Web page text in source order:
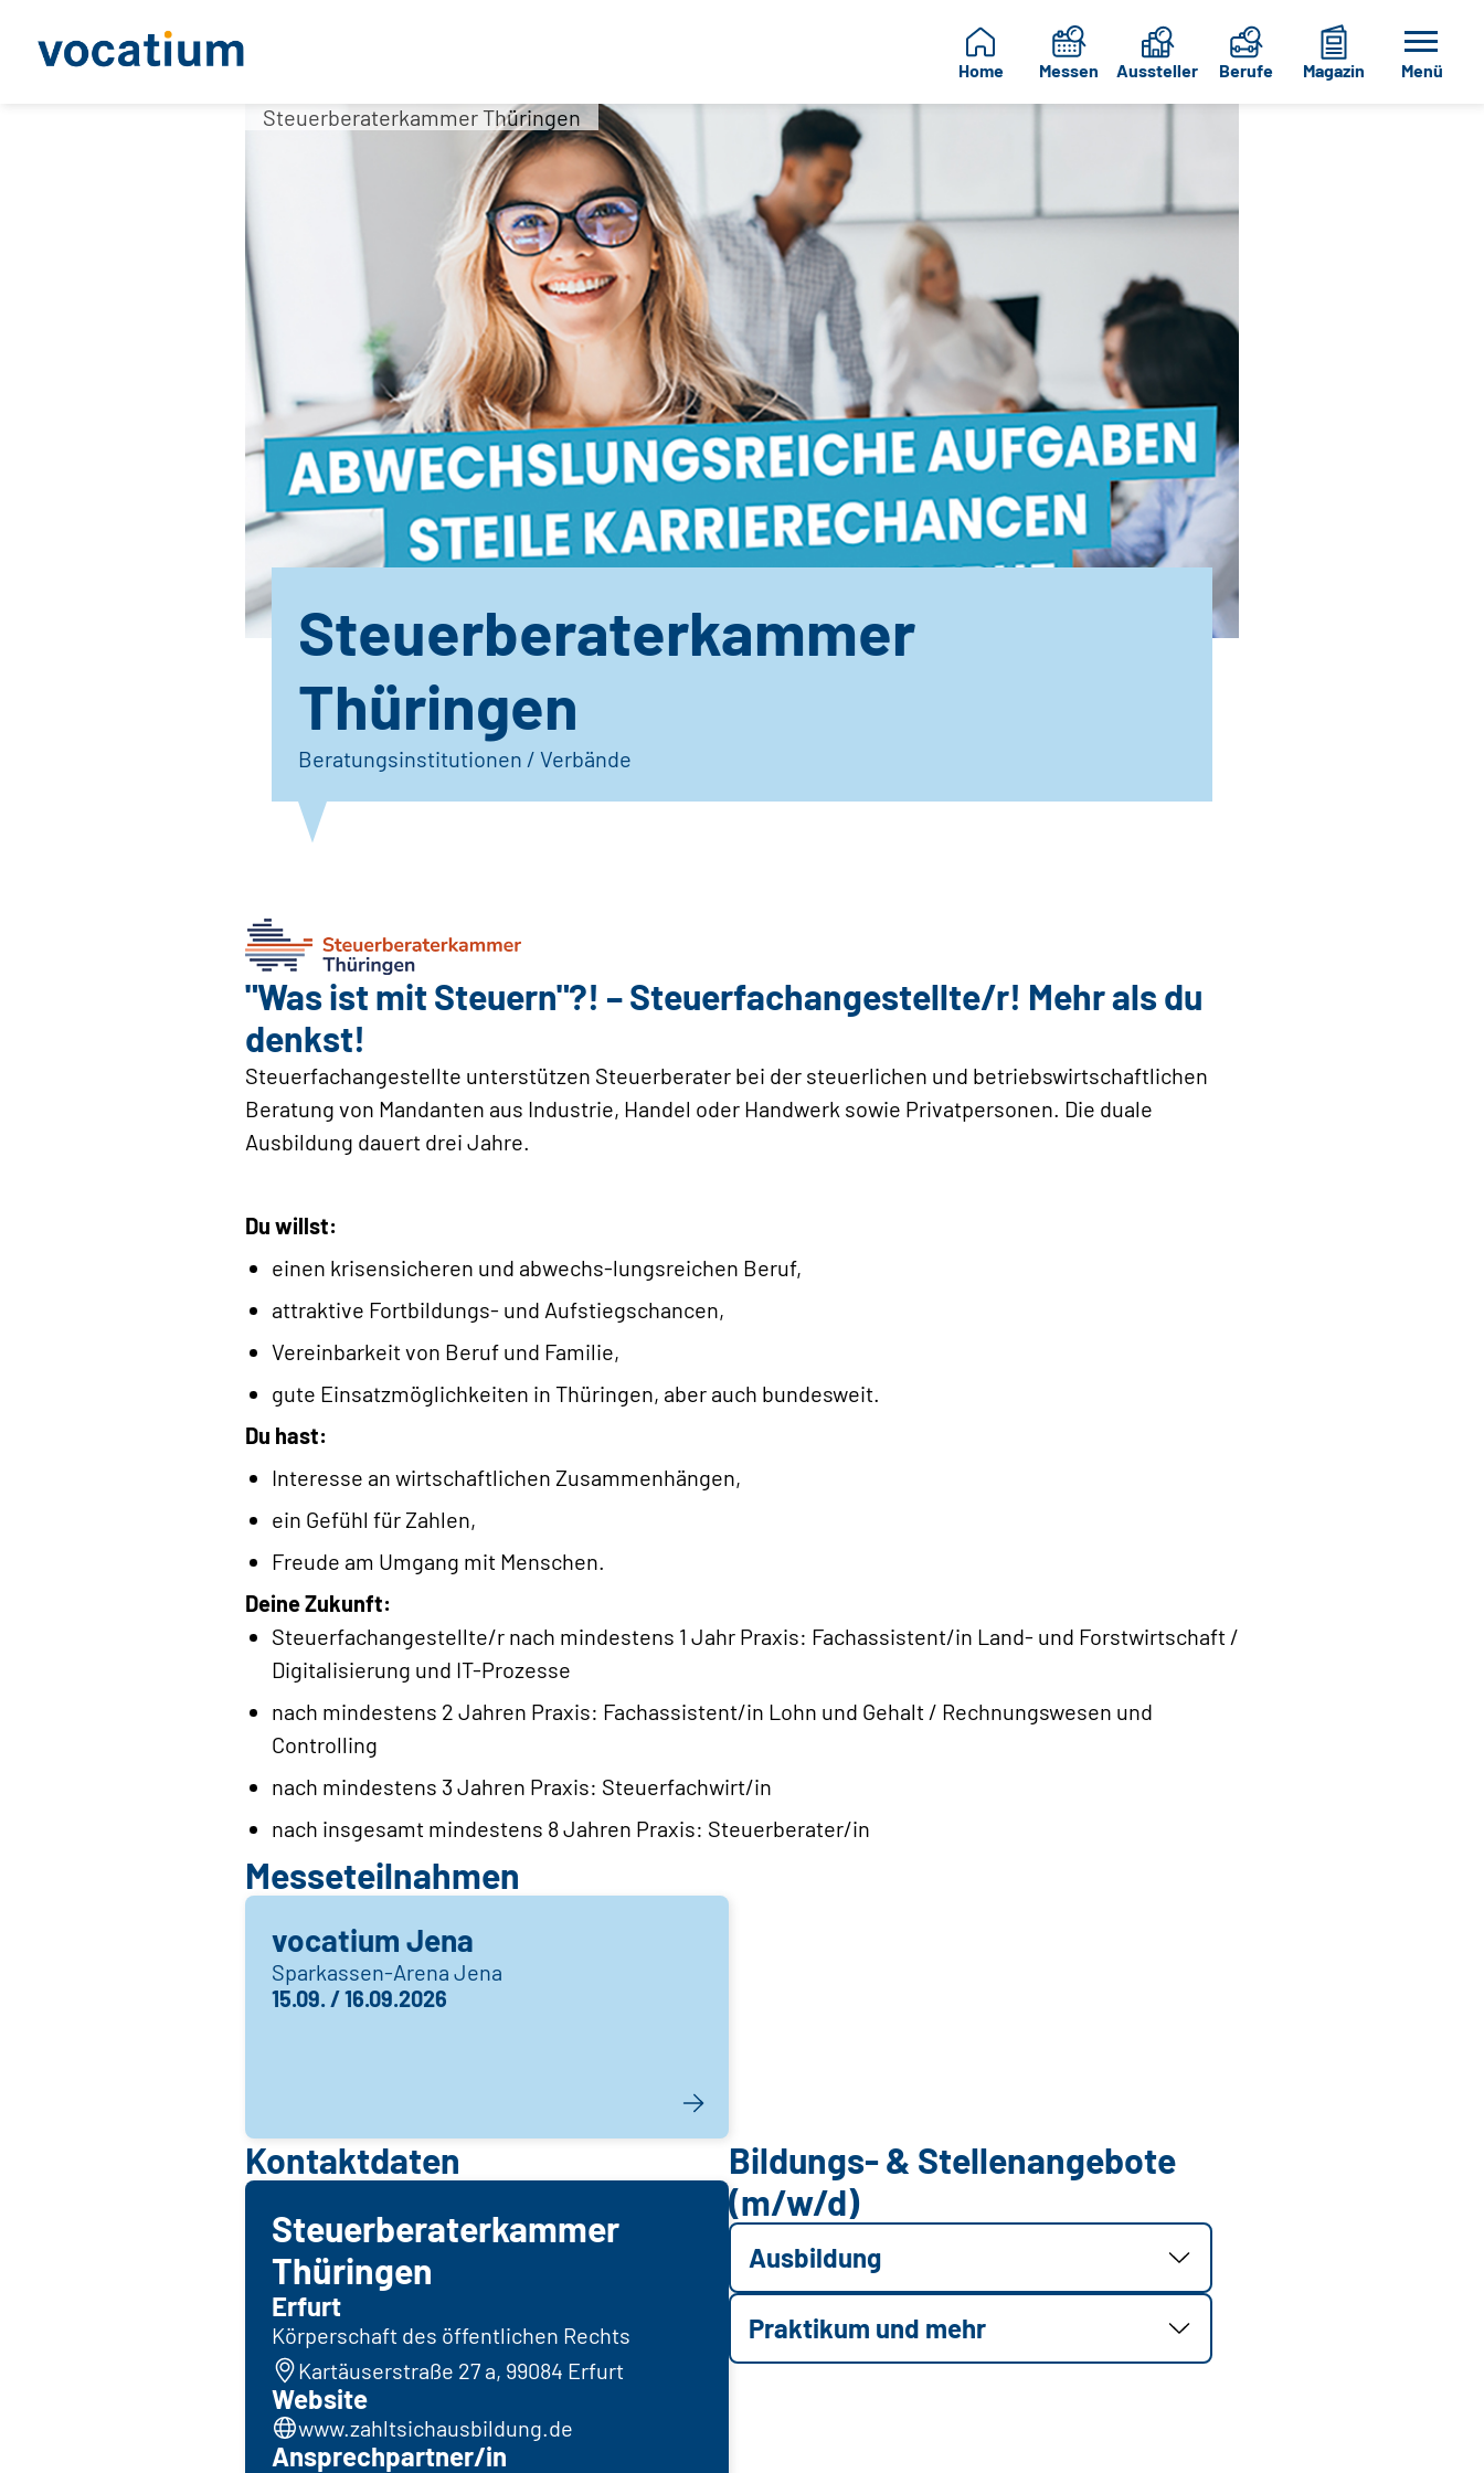
Home Messen Aussteller Berufe Magazin Menü
Steuerberaterkammer Thüringen
Steuerberaterkammer
Thüringen
Beratungsinstitutionen / Verbände
"Was ist mit Steuern"?! – Steuerfachangestellte/r! Mehr als du
denkst!
Steuerfachangestellte unterstützen Steuerberater bei der steuerlichen und betriebswirtschaftlichen
Beratung von Mandanten aus Industrie, Handel oder Handwerk sowie Privatpersonen. Die duale
Ausbildung dauert drei Jahre.
Du willst:
einen krisensicheren und abwechs-lungsreichen Beruf,
attraktive Fortbildungs- und Aufstiegschancen,
Vereinbarkeit von Beruf und ­Familie,
gute Einsatzmöglichkeiten in Thüringen, aber auch bundesweit.
Du hast:
Interesse an wirtschaftlichen Zusammenhängen,
ein Gefühl für Zahlen,
Freude am Umgang mit Menschen.
Deine Zukunft:
Steuerfachangestellte/r nach mindestens 1 Jahr Praxis: Fachassistent/in Land- und Forstwirtschaft /
Digitalisierung und IT-Prozesse
nach mindestens 2 Jahren Praxis: Fachassistent/in Lohn und Gehalt / Rechnungswesen und
Controlling
nach mindestens 3 Jahren Praxis: Steuerfachwirt/in
nach insgesamt mindestens 8 Jahren Praxis: Steuerberater/in
Messeteilnahmen
vocatium Jena
Sparkassen-Arena Jena
15.09. / 16.09.2026
Kontaktdaten
Steuerberaterkammer
Thüringen
Erfurt
Körperschaft des öffentlichen Rechts
Kartäuserstraße 27 a, 99084 Erfurt
Website
www.zahltsichausbildung.de
Ansprechpartner/in
Bildungs- & Stellenangebote
(m/w/d)
Ausbildung
Praktikum und mehr